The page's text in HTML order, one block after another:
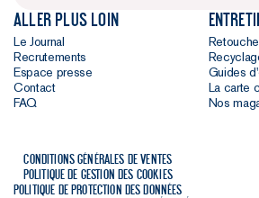
Aller plus loin
Le Journal
Recrutements
Espace presse
Contact
FAQ
Guides
La carte
Nos
Conditions générales de ventes
Politique de gestion des cookies
Politique de protection des données